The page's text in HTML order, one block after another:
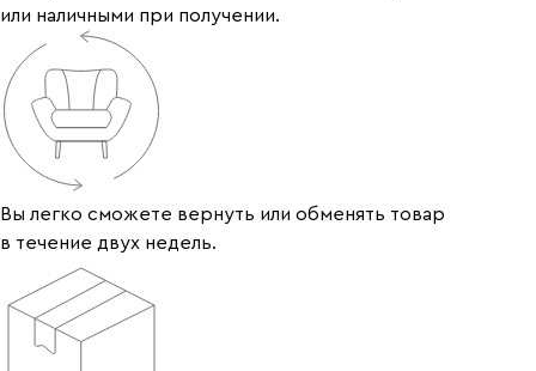
или наличными при получении.
Вы легко сможете вернуть или обменять товар
в течение двух недель.